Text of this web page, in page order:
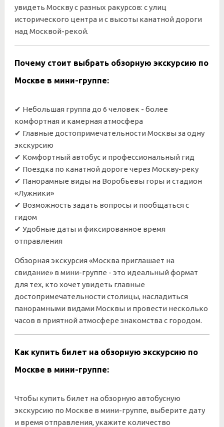
увидеть Москву с разных ракурсов: с улиц
исторического центра и с высоты канатной дороги
над Москвой-рекой.
Почему стоит выбрать обзорную экскурсию по
Москве в мини-группе:
✔ Небольшая группа до 6 человек - более
комфортная и камерная атмосфера
✔ Главные достопримечательности Москвы за одну
экскурсию
✔ Комфортный автобус и профессиональный гид
✔ Поездка по канатной дороге через Москву-реку
✔ Панорамные виды на Воробьевы горы и стадион
«Лужники»
✔ Возможность задать вопросы и пообщаться с
гидом
✔ Удобные даты и фиксированное время
отправления
Обзорная экскурсия «Москва приглашает на
свидание» в мини-группе - это идеальный формат
для тех, кто хочет увидеть главные
достопримечательности столицы, насладиться
панорамными видами Москвы и провести несколько
часов в приятной атмосфере знакомства с городом.
Как купить билет на обзорную экскурсию по
Москве в мини-группе:
Чтобы купить билет на обзорную автобусную
экскурсию по Москве в мини-группе, выберите дату
и время отправления, укажите количество